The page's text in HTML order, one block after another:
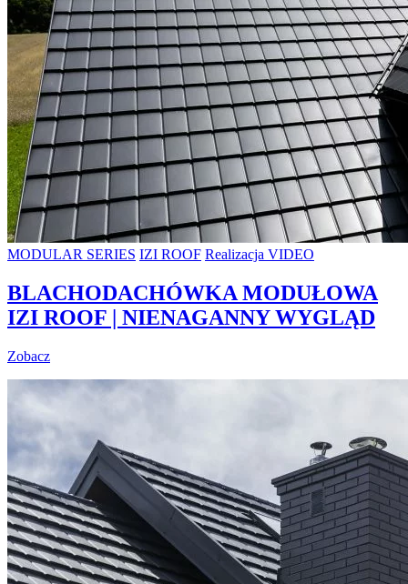
MODULAR SERIES IZI ROOF Realizacja VIDEO
BLACHODACHÓWKA MODUŁOWA
IZI ROOF | NIENAGANNY WYGLĄD
Zobacz